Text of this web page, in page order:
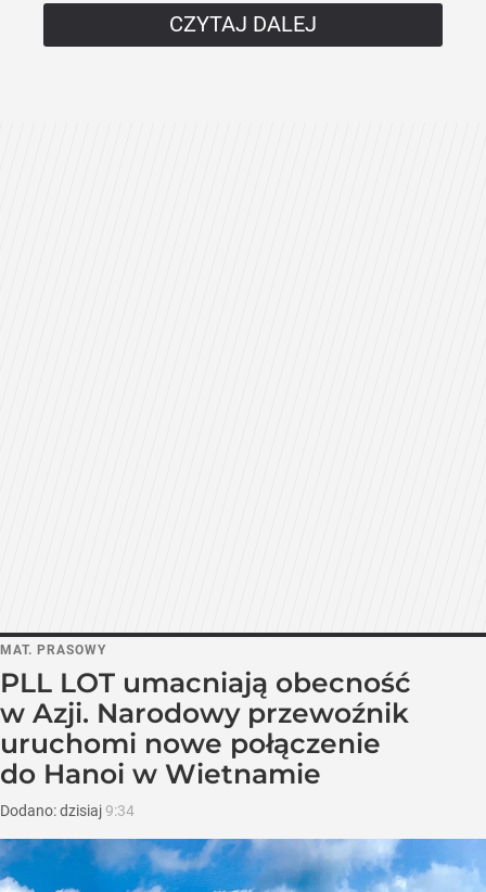
CZYTAJ DALEJ
MAT. PRASOWY
PLL LOT umacniają obecność
w Azji. Narodowy przewoźnik
uruchomi nowe połączenie
do Hanoi w Wietnamie
Dodano:dzisiaj 9:34